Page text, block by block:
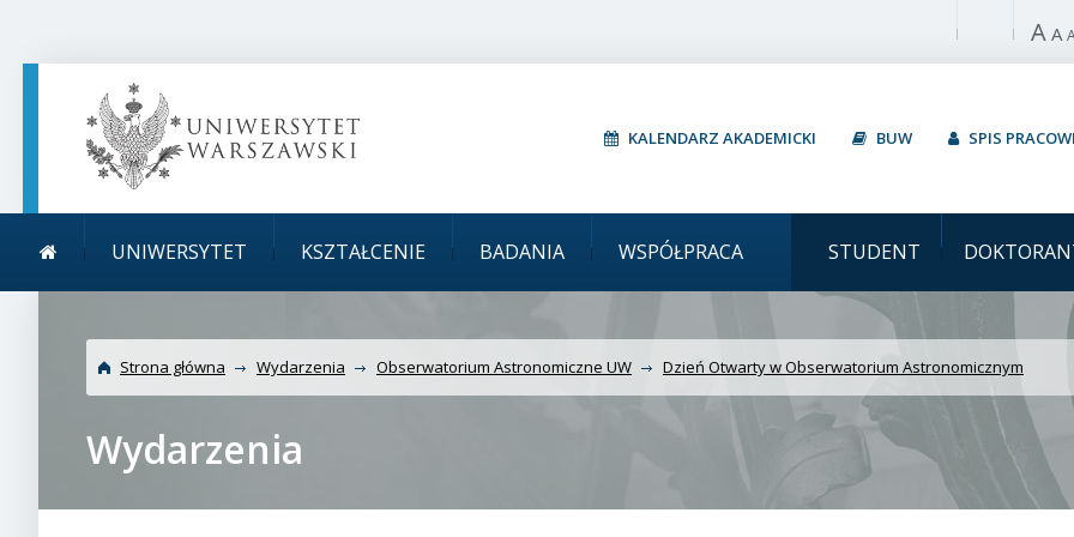
Włącz A A
KALENDARZ AKADEMICKI BUW SPIS
główne
UNIWERSYTET KSZTAŁCENIE BADANIA WSPÓŁPRACA STUDENT
Uniwersytet Warszawski Dzień Otwarty w
Astronomicznym
Strona główna Wydarzenia Obserwatorium Astronomiczne UW Dzień Otwarty w Obserwatorium Astronomicznym
Wydarzenia